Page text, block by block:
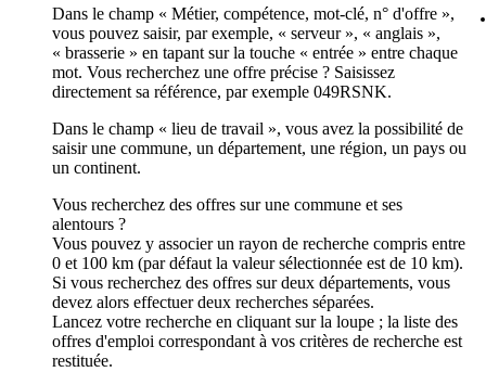
Dans le champ « Métier, compétence, mot-clé, n° d'offre »,
vous pouvez saisir, par exemple, « serveur », « anglais »,
« brasserie » en tapant sur la touche « entrée » entre chaque
mot. Vous recherchez une offre précise ? Saisissez
directement sa référence, par exemple 049RSNK.
Dans le champ « lieu de travail », vous avez la possibilité de
saisir une commune, un département, une région, un pays ou
un continent.
Vous recherchez des offres sur une commune et ses
alentours ?
Vous pouvez y associer un rayon de recherche compris entre
0 et 100 km (par défaut la valeur sélectionnée est de 10 km).
Si vous recherchez des offres sur deux départements, vous
devez alors effectuer deux recherches séparées.
Lancez votre recherche en cliquant sur la loupe ; la liste des
offres d'emploi correspondant à vos critères de recherche est
restituée.